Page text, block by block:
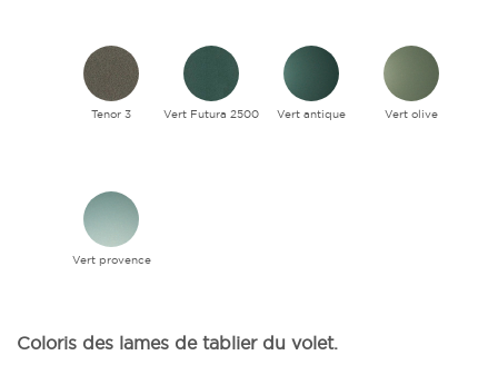
Tenor 3 Vert Futura 2500 Vert antique Vert olive
Vert provence
Coloris des lames de tablier du volet.